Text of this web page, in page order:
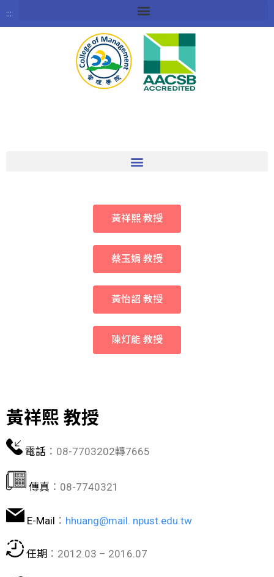
:::
黃祥熙 教授
蔡玉娟 教授
黃怡詔 教授
陳灯能 教授
黃祥熙 教授
電話 ：08-7703202轉7665
傳真 ：08-7740321
E-Mail ： hhuang@mail. npust.edu.tw
任期 ：2012.03 – 2016.07